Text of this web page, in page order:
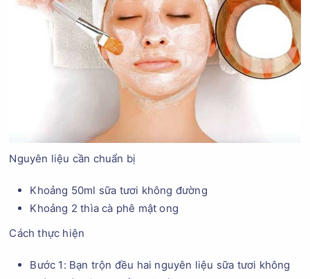
Nguyên liệu cần chuẩn bị
Khoảng 50ml sữa tươi không đường
Khoảng 2 thìa cà phê mật ong
Cách thực hiện
Bước 1: Bạn trộn đều hai nguyên liệu sữa tươi không